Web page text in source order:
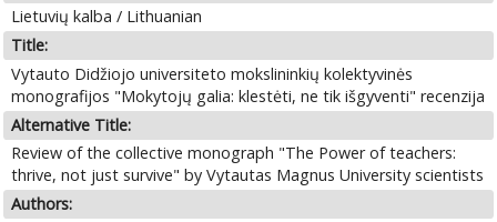
Lietuvių kalba / Lithuanian
Title:
Vytauto Didžiojo universiteto mokslininkių kolektyvinės
monografijos "Mokytojų galia: klestėti, ne tik išgyventi" recenzija
Alternative Title:
Review of the collective monograph "The Power of teachers:
thrive, not just survive" by Vytautas Magnus University scientists
Authors: